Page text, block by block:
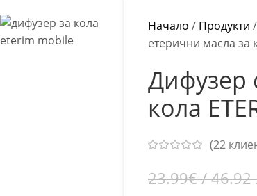
Начало / Продукти /
етерични масла за
Дифузер
кола
(22
23.99€/ 46.92